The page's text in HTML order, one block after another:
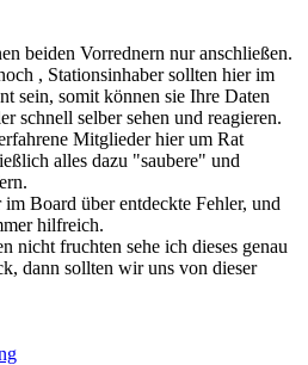
beiden Vorrednern nur anschließen.
, Stationsinhaber sollten hier im
sein, somit können sie Ihre Daten
schnell selber sehen und reagieren.
Mitglieder hier um Rat
alles dazu "saubere" und
Board über entdeckte Fehler, und
hilfreich.
nicht fruchten sehe ich dieses genau
dann sollten wir uns von dieser